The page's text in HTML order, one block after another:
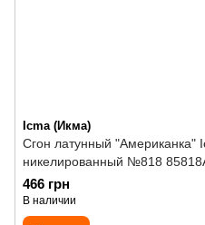
Icma (Икма)
Сгон латунный
никелированный №818
466 грн
В наличии